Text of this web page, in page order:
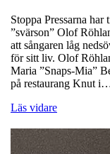
Stoppa Pressarna
”svärson” Olof
att sångaren låg
för sitt liv. Olof
Maria ”Snaps-Mia”
på restaurang Knut
Läs vidare